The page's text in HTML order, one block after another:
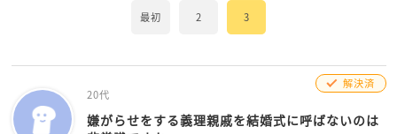
最初 2 3
解決済
20代
嫌がらせをする義理親戚を結婚式に呼ばないのは